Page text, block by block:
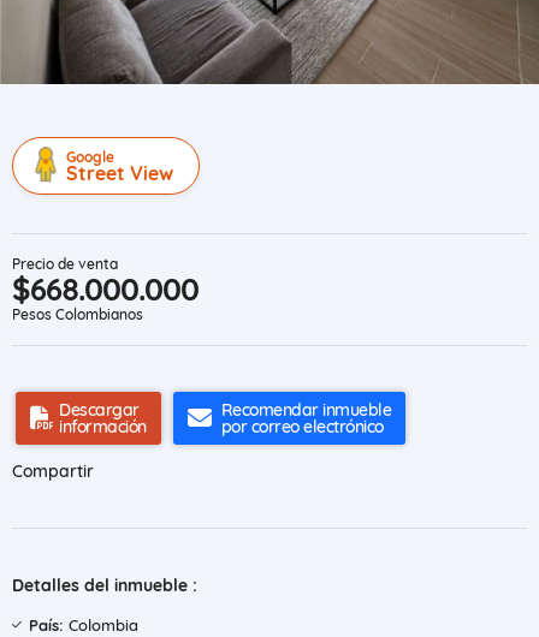
Google
Street View
Precio de venta
$668.000.000
Pesos Colombianos
Descargar
información
Recomendar inmueble
por correo electrónico
Compartir
Detalles del inmueble :
País: Colombia